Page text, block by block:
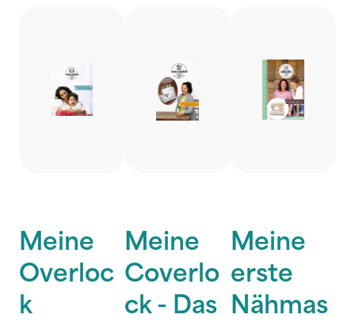
Meine
Overloc
k
Meine
Coverlo
ck - Das
Meine
erste
Nähmas